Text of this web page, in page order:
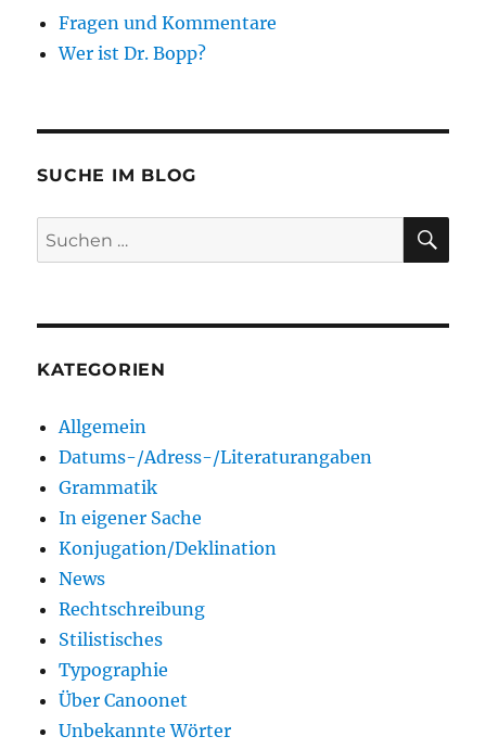
Fragen und Kommentare
Wer ist Dr. Bopp?
SUCHE IM BLOG
Suchen
nach:
KATEGORIEN
Allgemein
Datums-/Adress-/Literaturangaben
Grammatik
In eigener Sache
Konjugation/Deklination
News
Rechtschreibung
Stilistisches
Typographie
Über Canoonet
Unbekannte Wörter